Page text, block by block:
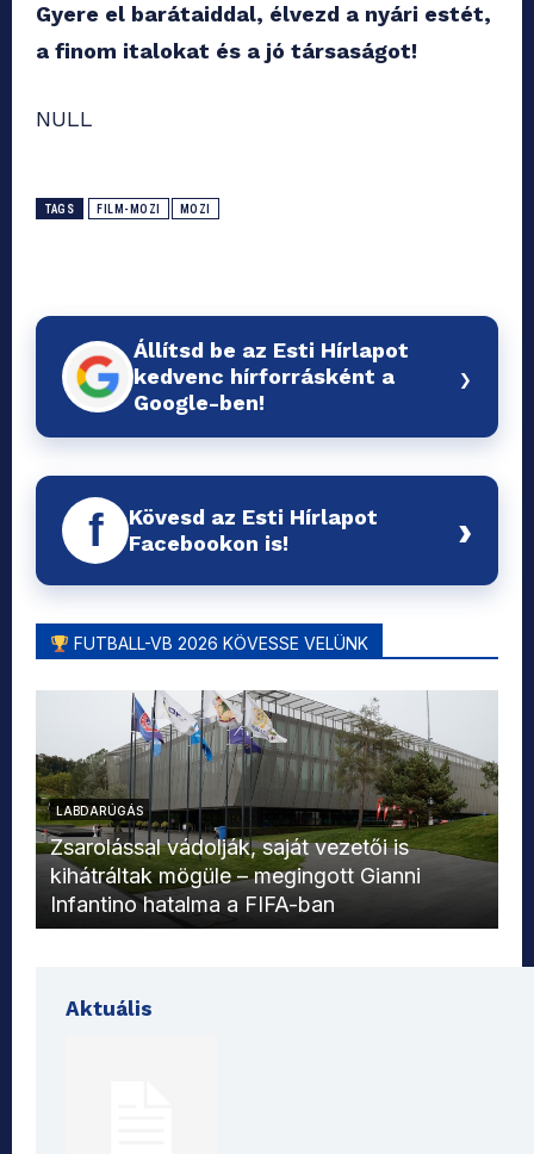
Gyere el barátaiddal, élvezd a nyári estét,
a finom italokat és a jó társaságot!
NULL
TAGS FILM-MOZI MOZI
Állítsd be az Esti Hírlapot
kedvenc hírforrásként a
Google-ben!
›
f
Kövesd az Esti Hírlapot
Facebookon is!
›
FUTBALL-VB 2026 KÖVESSE VELÜNK
LABDARÚGÁS
Zsarolással vádolják, saját vezetői is
kihátráltak mögüle – megingott Gianni
Infantino hatalma a FIFA-ban
Aktuális